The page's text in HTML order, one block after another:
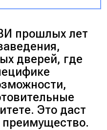
прошлых лет
дверей, где
Это даст
преимущество.